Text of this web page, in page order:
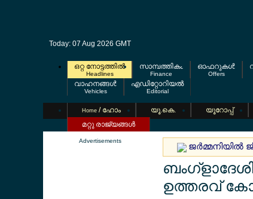
Today: 07 Aug 2026 GMT
ഒറ്റ നോട്ടത്തില്‍
Headlines
സാമ്പത്തികം
Finance
ഓഫറുകള്‍
Offers
വാഹനങ്ങള്‍
Vehicles
എഡിറ്റോറിയല്‍
Editorial
Home / ഹോം യൂ.കെ. യൂറോപ്പ്
മറ്റു രാജ്യങ്ങള്‍
Advertisements
ജര്‍മ്മനിയില്‍
ഉത്തരവ്